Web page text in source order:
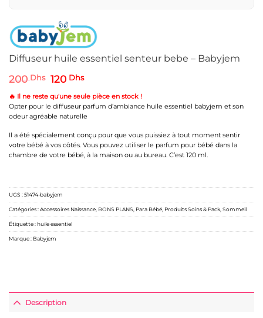
Diffuseur huile essentiel senteur bebe – Babyjem
200Dhs Le
initial
était :
200 Dhs.
120 DhsLe
actuel
est :
120 Dhs.
Opter pour le diffuseur parfum d’ambiance huile essentiel babyjem et son
odeur agréable naturelle
Il a été spécialement conçu pour que vous puissiez à tout moment sentir
votre bébé à vos côtés. Vous pouvez utiliser le parfum pour bébé dans la
chambre de votre bébé, à la maison ou au bureau. C’est 120 ml.
🔥 Il ne reste qu'une seule pièce en stock !
UGS :51474-babyjem
Catégories :Accessoires Naissance BONS PLANS Para Bébé Produits Soins & Pack Sommeil
Étiquette :huile essentiel
Marque : Babyjem
Description